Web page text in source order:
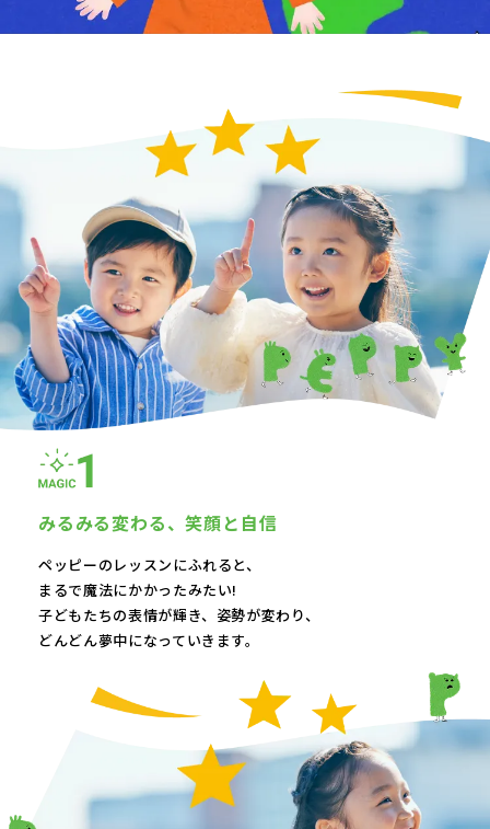
みるみる変わる、笑顔と自信
ペッピーのレッスンにふれると、
まるで魔法にかかったみたい!
子どもたちの表情が輝き、 姿勢が変わり、
どんどん夢中になっていきます。